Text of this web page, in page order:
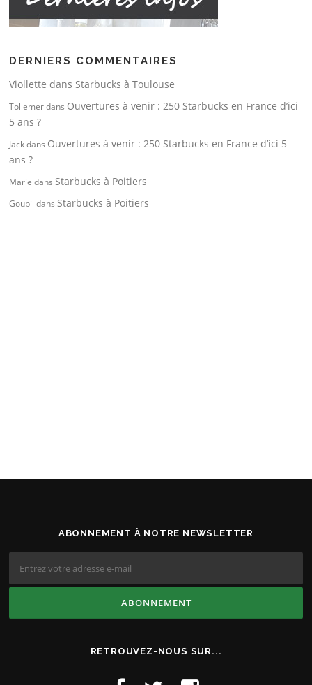
DERNIERS COMMENTAIRES
Viollette dans Starbucks à Toulouse
Tollemerdans Ouvertures à venir : 250 Starbucks en France d’ici
5 ans ?
Jackdans Ouvertures à venir : 250 Starbucks en France d’ici 5
ans ?
Marie dans Starbucks à Poitiers
Goupil dans Starbucks à Poitiers
ABONNEMENT À NOTRE NEWSLETTER
RETROUVEZ-NOUS SUR...